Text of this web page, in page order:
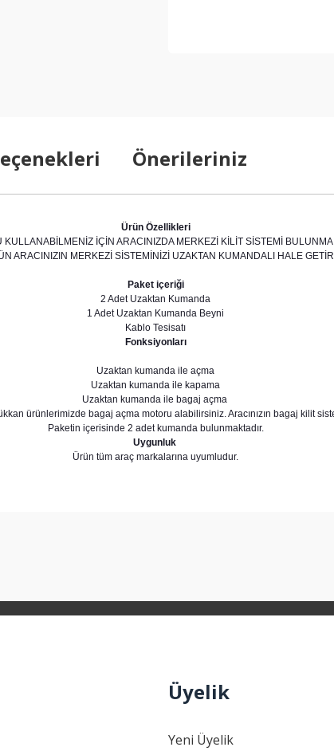
Önerileriniz
Ürün Özellikleri
KULLANABİLMENİZ İÇİN ARACINIZDA MERKEZİ KİLİT SİSTEMİ
ARACINIZIN MERKEZİ SİSTEMİNİZİ UZAKTAN KUMANDALI HALE
Paket içeriği
2 Adet Uzaktan Kumanda
1 Adet Uzaktan Kumanda Beyni
Kablo Tesisatı
Fonksiyonları
Uzaktan kumanda ile açma
Uzaktan kumanda ile kapama
Uzaktan kumanda ile bagaj açma
ürünlerimizde bagaj açma motoru alabilirsiniz. Aracınızın bagaj kilit
Paketin içerisinde 2 adet kumanda bulunmaktadır.
Uygunluk
Ürün tüm araç markalarına uyumludur.
Üyelik
Yeni Üyelik